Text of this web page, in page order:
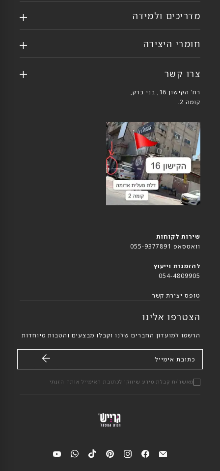
מדריכים ולמידה
חומרי היצירה
צרו קשר
רח’ הקישון 16, בני ברק,
קומה 2.
שירות לקוחות
וואטסאפ 055-9377891
להזמנות וייעוץ
054-4809905
טופס יצירת קשר
הצטרפו אלינו
הרשמו למועדון החברים שלנו וקבלו מבצעים והטבות מיוחדות
כתובת אימייל
מאשר/ת קבלת מידע שיווקי לכתובת האימייל אותה הזנתי
מצאי
מצאי
מצאי
מצאי
מצאי
מצאי